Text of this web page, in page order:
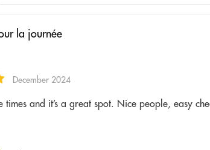
la journée
December 2024
times and it’s a great spot. Nice people, easy